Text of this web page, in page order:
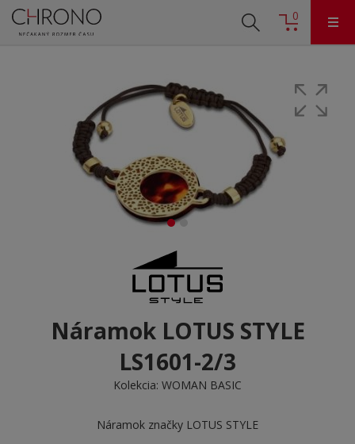
0
Náramok LOTUS STYLE
LS1601-2/3
Kolekcia: WOMAN BASIC
Náramok značky LOTUS STYLE